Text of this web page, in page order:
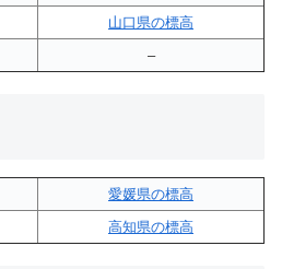
山口県の標高
–
愛媛県の標高
高知県の標高